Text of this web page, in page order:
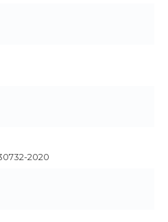
2020